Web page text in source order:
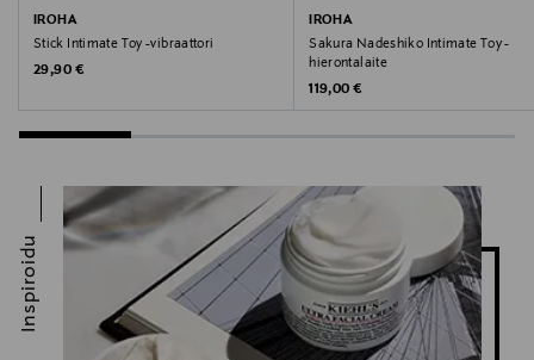
Kiehl's, tipat, tehohoito, intiimialue
IROHA
Stick Intimate Toy -vibraattori
Original Price
29,90 €
IROHA
Sakura Nadeshiko Intimate Toy -
hierontalaite
Original Price
119,00 €
Inspiroidu